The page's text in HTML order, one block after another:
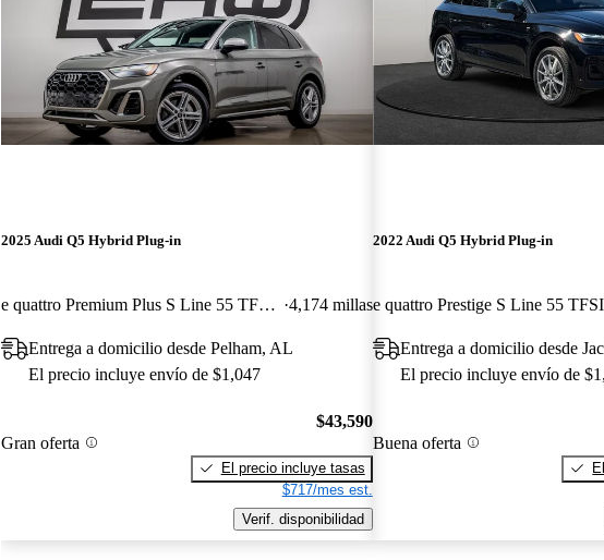
2025 Audi Q5 Hybrid Plug-in
e quattro Premium Plus S Line 55 TFSI AWD 4,174 millas
Entrega a domicilio desde Pelham, AL
El precio incluye envío de $1,047
Gran oferta
$43,590
El precio incluye tasas
$717/mes est.
Verif. disponibilidad
2022 Audi Q5 Hybrid Plug-in
Entrega a domicilio desde
El precio incluye envío de
Buena oferta